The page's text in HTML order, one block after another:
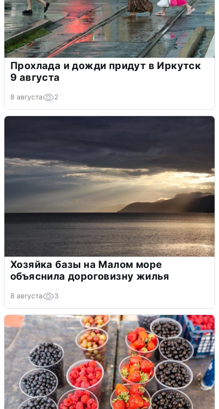
Прохлада и дожди придут в Иркутск
9 августа
8 августа 2
Хозяйка базы на Малом море
объяснила дороговизну жилья
8 августа 3